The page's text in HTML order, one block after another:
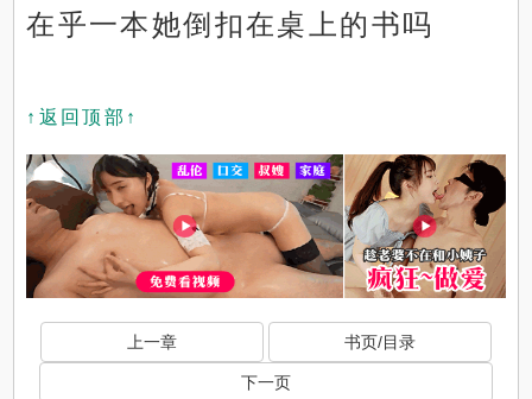
在乎一本她倒扣在桌上的书吗
↑返回顶部↑
上一章 书页/目录
下一页